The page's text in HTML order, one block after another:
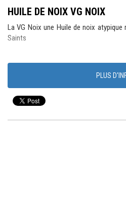
HUILE DE NOIX VG NOIX
La VG Noix une Huile de noix
Saints
PLUS